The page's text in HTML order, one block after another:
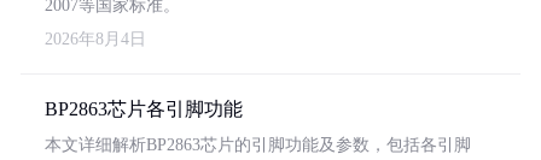
2007等国家标准。
2026年8月4日
BP2863芯片各引脚功能
本文详细解析BP2863芯片的引脚功能及参数，包括各引脚